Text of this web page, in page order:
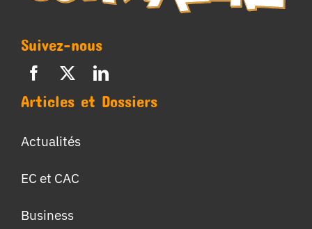
Suivez-nous
Articles et Dossiers
Actualités
EC et CAC
Business